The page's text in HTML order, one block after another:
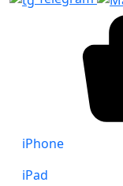
iPhone
iPad